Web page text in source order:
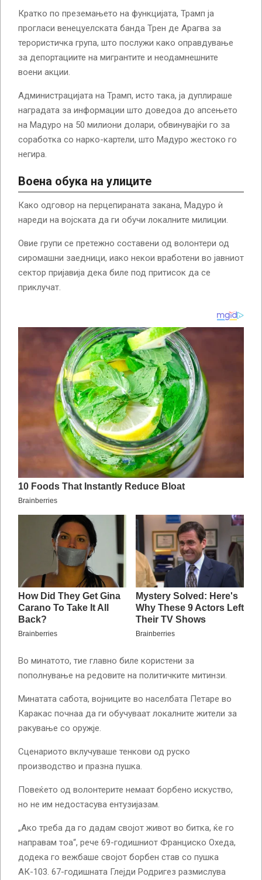
Кратко по преземањето на функцијата, Трамп ја
прогласи венецуелската банда Трен де Арагва за
терористичка група, што послужи како оправдување
за депортациите на мигрантите и неодамнешните
воени акции.
Администрацијата на Трамп, исто така, ја дуплираше
наградата за информации што доведоа до апсењето
на Мадуро на 50 милиони долари, обвинувајќи го за
соработка со нарко-картели, што Мадуро жестоко го
негира.
Воена обука на улиците
Како одговор на перцепираната закана, Мадуро ѝ
нареди на војската да ги обучи локалните милиции.
Овие групи се претежно составени од волонтери од
сиромашни заедници, иако некои вработени во јавниот
сектор пријавија дека биле под притисок да се
приклучат.
Во минатото, тие главно биле користени за
пополнување на редовите на политичките митинзи.
Минатата сабота, војниците во населбата Петаре во
Каракас почнаа да ги обучуваат локалните жители за
ракување со оружје.
Сценариото вклучуваше тенкови од руско
производство и празна пушка.
Повеќето од волонтерите немаат борбено искуство,
но не им недостасува ентузијазам.
„Ако треба да го дадам својот живот во битка, ќе го
направам тоа“, рече 69-годишниот Франциско Охеда,
додека го вежбаше својот борбен став со пушка
АК-103. 67-годишната Глејди Родригез размислува